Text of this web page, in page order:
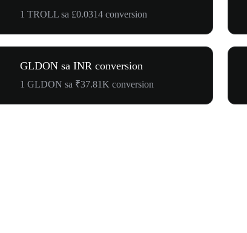
1 TROLL sa £0.0314 conversion
GLDON sa INR conversion
1 GLDON sa ₹37.81K conversion